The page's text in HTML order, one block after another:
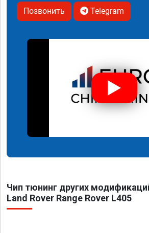
Позвонить Telegram
Чип тюнинг других
Land Rover Range Rover L405